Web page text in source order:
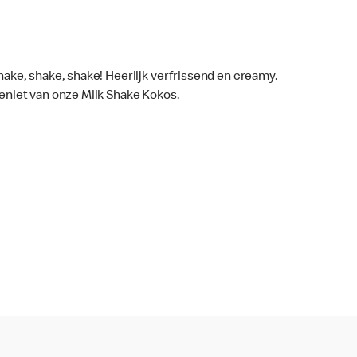
shake, shake! Heerlijk verfrissend en creamy.
van onze Milk Shake Kokos.